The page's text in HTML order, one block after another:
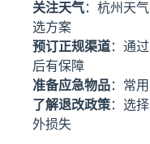
关注天气：杭州天
选方案
预订正规渠道：通
后有保障
准备应急物品：常
了解退改政策：选
外损失